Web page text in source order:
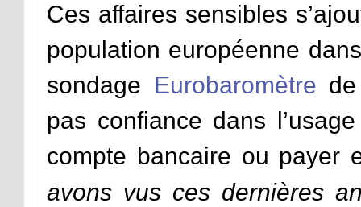
Ces affaires sensibles
population européenne
sondage Eurobaromètre
pas confiance dans
compte bancaire ou payer
avons vus ces dernières